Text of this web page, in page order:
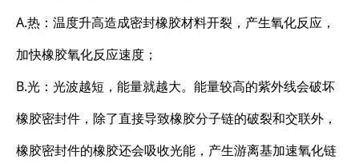
A.热：温度升高造成密封橡胶材料开裂，产生氧化反应，
加快橡胶氧化反应速度；
B.光：光波越短，能量就越大。能量较高的紫外线会破坏
橡胶密封件，除了直接导致橡胶分子链的破裂和交联外，
橡胶密封件的橡胶还会吸收光能，产生游离基加速氧化链